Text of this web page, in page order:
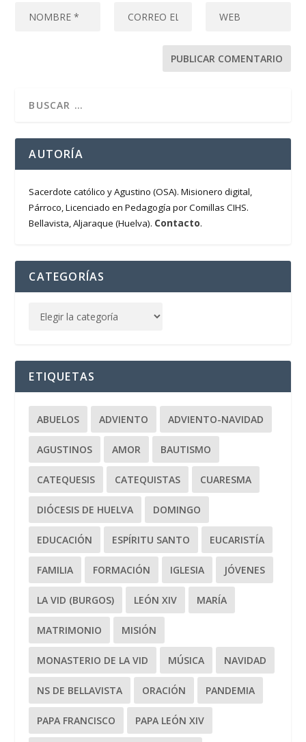
AUTORÍA
Sacerdote católico y Agustino (OSA). Misionero digital,
Párroco, Licenciado en Pedagogía por Comillas CIHS.
Bellavista, Aljaraque (Huelva). Contacto.
CATEGORÍAS
ETIQUETAS
ABUELOS ADVIENTO ADVIENTO-NAVIDAD
AGUSTINOS AMOR BAUTISMO
CATEQUESIS CATEQUISTAS CUARESMA
DIÓCESIS DE HUELVA DOMINGO
EDUCACIÓN ESPÍRITU SANTO EUCARISTÍA
FAMILIA FORMACIÓN IGLESIA JÓVENES
LA VID (BURGOS) LEÓN XIV MARÍA
MATRIMONIO MISIÓN
MONASTERIO DE LA VID MÚSICA NAVIDAD
NS DE BELLAVISTA ORACIÓN PANDEMIA
PAPA FRANCISCO PAPA LEÓN XIV